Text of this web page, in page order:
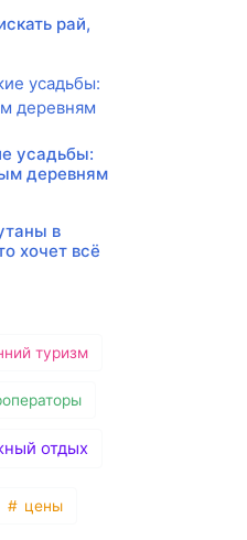
рай,
усадьбы:
деревням
в
хочет всё
туризм
отдых
цены